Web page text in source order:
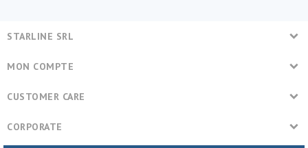
STARLINE SRL
MON COMPTE
CUSTOMER CARE
CORPORATE